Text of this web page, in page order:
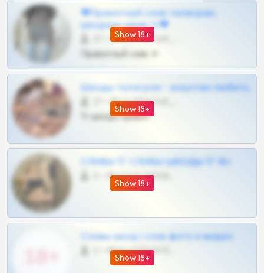
Show 18+
❤Приватный слив телеграм,
шкодных шкур тг❤
57 •
Приватный слив тг
Show 18+
Шкоды телеграм - искуство любить
Тг шкоды приват
Show 18+
СЛИВЫ ТГ СЛИВЫ ШКОДЫ ТГ 18+
Show 18+
Сливы шкод | слив фото и видео